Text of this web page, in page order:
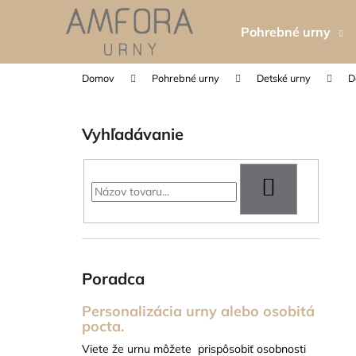
Pohrebné urny
Domov Pohrebné urny Detské urny
Vyhľadávanie
Poradca
Personalizácia urny alebo osobitá
pocta.
Viete že urnu môžete prispôsobiť osobnosti
í
do
do
TABUĽKA NA HROBOVÝ KRÍŽ